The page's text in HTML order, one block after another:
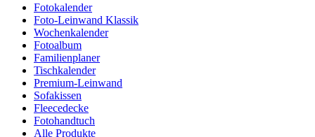
Fotokalender
Foto-Leinwand Klassik
Wochenkalender
Fotoalbum
Familienplaner
Tischkalender
Premium-Leinwand
Sofakissen
Fleecedecke
Fotohandtuch
Alle Produkte